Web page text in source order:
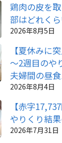
鶏肉の皮を
部はどれく
2026年8月5日
【夏休みに
～2週目のや
夫婦間の昼
2026年8月4日
【赤字
やりくり結
2026年7月31日